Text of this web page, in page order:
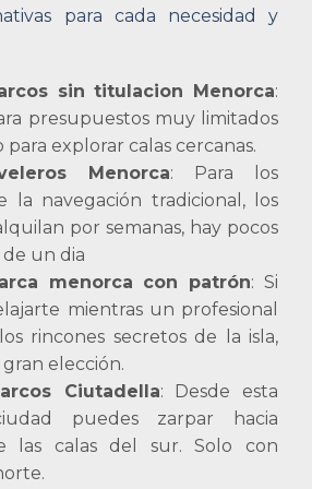
para cada necesidad y
sin titulacion Menorca:
presupuestos muy limitados
para explorar calas cercanas.
Menorca: Para los
la navegación tradicional, los
por semanas, hay pocos
de un dia
menorca con patrón: Si
mientras un profesional
rincones secretos de la isla,
elección.
Ciutadella: Desde esta
puedes zarpar hacia
las calas del sur. Solo con